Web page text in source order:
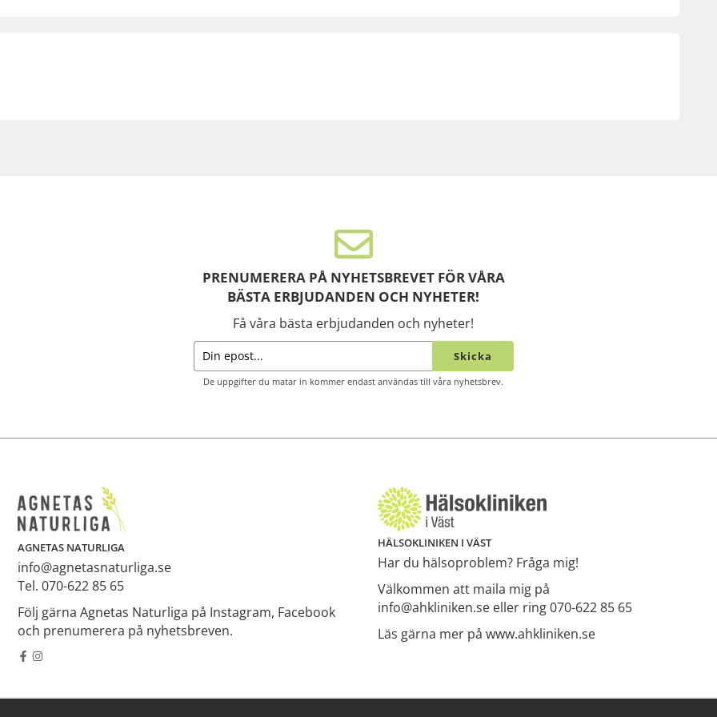
PRENUMERERA PÅ NYHETSBREVET FÖR VÅRA
BÄSTA ERBJUDANDEN OCH NYHETER!
Få våra bästa erbjudanden och nyheter!
Skicka
De uppgifter du matar in kommer endast användas till våra nyhetsbrev.
AGNETAS NATURLIGA
info@agnetasnaturliga.se
Tel. 070-622 85 65
Följ gärna Agnetas Naturliga på Instagram, Facebook
och prenumerera på nyhetsbreven.
HÄLSOKLINIKEN I VÄST
Har du hälsoproblem? Fråga mig!
Välkommen att maila mig på
info@ahkliniken.se eller ring 070-622 85 65
Läs gärna mer på www.ahkliniken.se